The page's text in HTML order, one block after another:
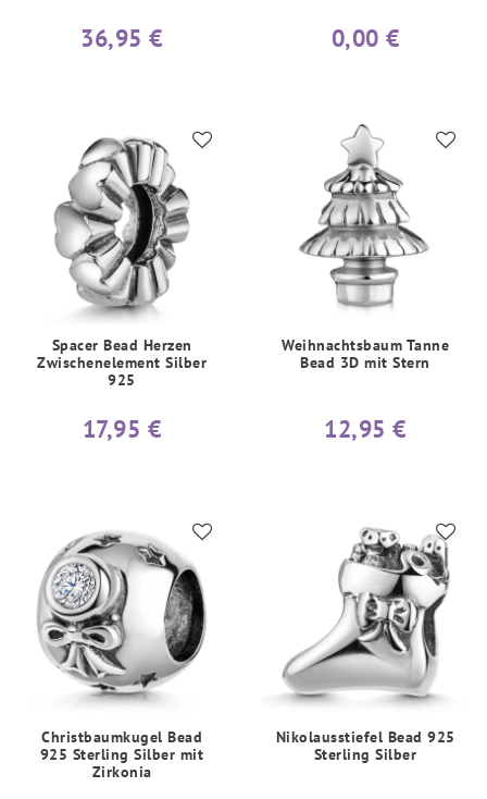
36,95 € 0,00 €
Spacer Bead Herzen
Zwischenelement Silber
925
17,95 €
Weihnachtsbaum Tanne
Bead 3D mit Stern
12,95 €
Christbaumkugel Bead
925 Sterling Silber mit
Zirkonia
Nikolausstiefel Bead 925
Sterling Silber